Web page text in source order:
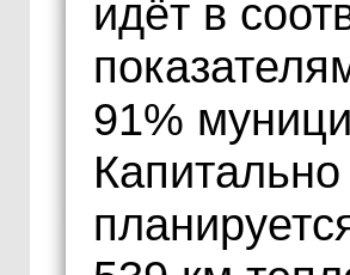
идёт в
91%